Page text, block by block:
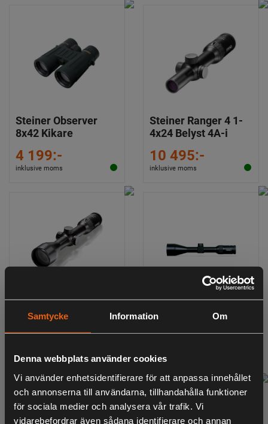
Samtycke Information Om
Denna webbplats använder cookies
Vi använder enhetsidentifierare för att anpassa innehållet
och annonserna till användarna, tillhandahålla funktioner
för sociala medier och analysera vår trafik. Vi
vidarebefordrar även sådana identifierare och annan
Steiner Observer
8x42 Kikare
4 199:-
inklusive moms
Steiner Ranger 4 1-
4x24 Belyst 4A-i
10 495:-
inklusive moms
10x50 Belyst 4A-i
inklusive moms
12x56 Belyst 4A-i
inklusive moms